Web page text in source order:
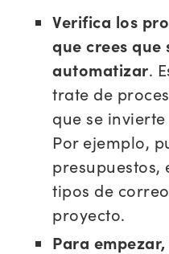
Verifica los
que crees que
automatizar.
trate de
que se
Por ejemplo,
presupuestos,
tipos de
proyecto.
Para